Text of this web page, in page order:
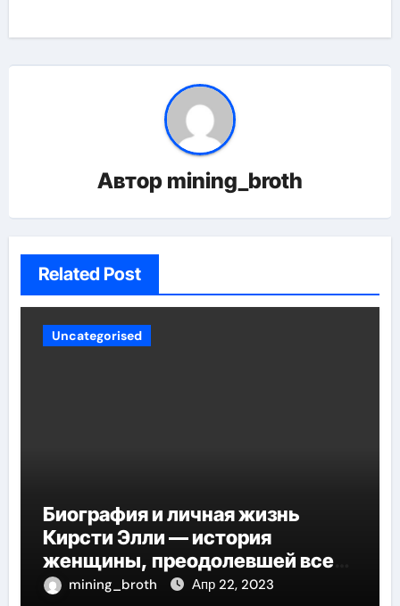
Автор mining_broth
Related Post
Uncategorised
Биография и личная жизнь
Кирсти Элли — история
женщины, преодолевшей все
трудности и стала
mining_broth Апр 22, 2023